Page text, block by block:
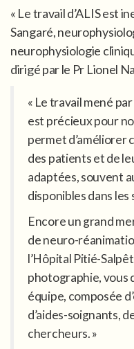
« Le travail d’ALIS est
Sangaré,
neurophysiologie
dirigé par le Pr Lionel
« Le travail mené
est précieux pour
permet d’améliorer
des patients et de
adaptées, souvent
disponibles dans
Encore un grand
de neuro-
l’Hôpital Pitié-
photographie, vous
équipe, composée
d’aides-soignants,
chercheurs. »